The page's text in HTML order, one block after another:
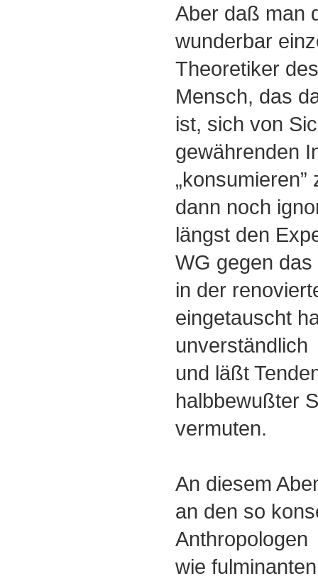
Aber daß man
wunderbar
Theoretiker
Mensch, das
ist, sich von
gewährenden
dann noch
längst den
WG gegen
in der
eingetauscht
unverständlich
und läßt
halbbewußter
vermuten.
An diesem
an den so
Anthropologen
wie